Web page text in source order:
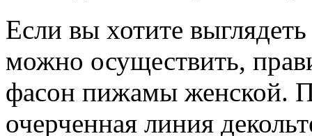
Если вы хотите
можно осуществить,
фасон пижамы женской.
очерченная линия